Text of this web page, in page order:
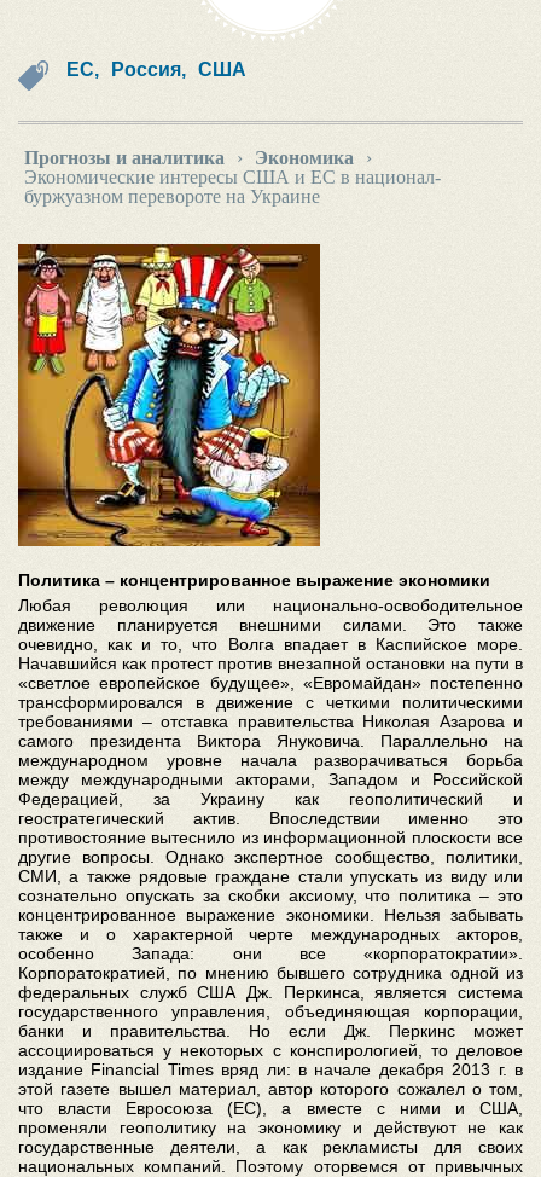
ЕС, Россия, США
Прогнозы и аналитика › Экономика
›
Экономические интересы США и ЕС в национал-
буржуазном перевороте на Украине
Политика – концентрированное выражение экономики
Любая революция или национально-освободительное
движение планируется внешними силами. Это также
очевидно, как и то, что Волга впадает в Каспийское море.
Начавшийся как протест против внезапной остановки на пути в
«светлое европейское будущее», «Евромайдан» постепенно
трансформировался в движение с четкими политическими
требованиями – отставка правительства Николая Азарова и
самого президента Виктора Януковича. Параллельно на
международном уровне начала разворачиваться борьба
между международными акторами, Западом и Российской
Федерацией, за Украину как геополитический и
геостратегический актив. Впоследствии именно это
противостояние вытеснило из информационной плоскости все
другие вопросы. Однако экспертное сообщество, политики,
СМИ, а также рядовые граждане стали упускать из виду или
сознательно опускать за скобки аксиому, что политика – это
концентрированное выражение экономики. Нельзя забывать
также и о характерной черте международных акторов,
особенно Запада: они все «корпоратократии».
Корпоратократией, по мнению бывшего сотрудника одной из
федеральных служб США Дж. Перкинса, является система
государственного управления, объединяющая корпорации,
банки и правительства. Но если Дж. Перкинс может
ассоциироваться у некоторых с конспирологией, то деловое
издание Financial Times вряд ли: в начале декабря 2013 г. в
этой газете вышел материал, автор которого сожалел о том,
что власти Евросоюза (ЕС), а вместе с ними и США,
променяли геополитику на экономику и действуют не как
государственные деятели, а как рекламисты для своих
национальных компаний. Поэтому оторвемся от привычных